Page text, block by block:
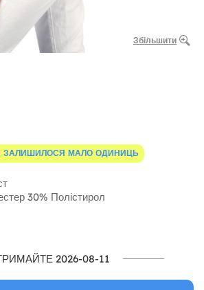
Збільшити
ЗАЛИШИЛОСЯ МАЛО ОДИНИЦЬ
30% Полістирол
2026-08-11